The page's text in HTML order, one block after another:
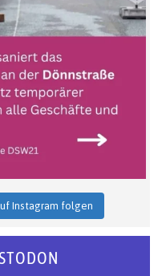
Instagram folgen